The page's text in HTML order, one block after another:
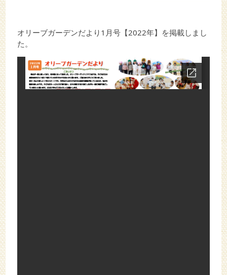
オリーブガーデンだより1月号【2022年】を掲載しまし
た。